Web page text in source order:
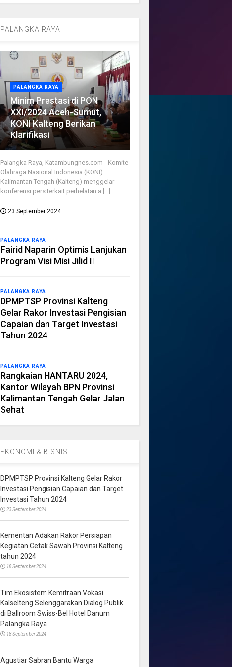
PALANGKA RAYA
PALANGKA RAYA
Minim Prestasi di PON
XXI/2024 Aceh-Sumut,
KONI Kalteng Berikan
Klarifikasi
Palangka Raya, Katambungnes.com - Komite
Olahraga Nasional Indonesia (KONI)
Kalimantan Tengah (Kalteng) menggelar
konferensi pers terkait perhelatan a [...]
23 September 2024
PALANGKA RAYA
Fairid Naparin Optimis Lanjukan
Program Visi Misi Jilid II
PALANGKA RAYA
DPMPTSP Provinsi Kalteng
Gelar Rakor Investasi Pengisian
Capaian dan Target Investasi
Tahun 2024
PALANGKA RAYA
Rangkaian HANTARU 2024,
Kantor Wilayah BPN Provinsi
Kalimantan Tengah Gelar Jalan
Sehat
EKONOMI & BISNIS
DPMPTSP Provinsi Kalteng Gelar Rakor
Investasi Pengisian Capaian dan Target
Investasi Tahun 2024
23 September 2024
Kementan Adakan Rakor Persiapan
Kegiatan Cetak Sawah Provinsi Kalteng
tahun 2024
18 September 2024
Tim Ekosistem Kemitraan Vokasi
Kalselteng Selenggarakan Dialog Publik
di Ballroom Swiss-Bel Hotel Danum
Palangka Raya
18 September 2024
Agustiar Sabran Bantu Warga